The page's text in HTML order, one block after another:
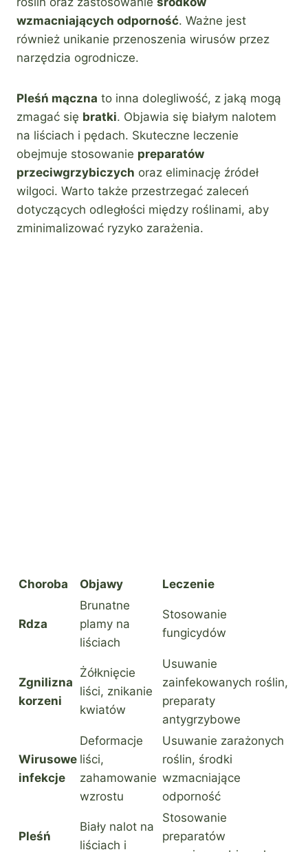
wzmacniających odporność. Ważne jest
również unikanie przenoszenia wirusów przez
narzędzia ogrodnicze.
Pleśń mączna to inna dolegliwość, z jaką mogą
zmagać się bratki. Objawia się białym nalotem
na liściach i pędach. Skuteczne leczenie
obejmuje stosowanie preparatów
przeciwgrzybiczych oraz eliminację źródeł
wilgoci. Warto także przestrzegać zaleceń
dotyczących odległości między roślinami, aby
zminimalizować ryzyko zarażenia.
Choroba Objawy Leczenie
Rdza
Brunatne
plamy na
liściach
Stosowanie
fungicydów
Zgnilizna
korzeni
Żółknięcie
liści, znikanie
kwiatów
Usuwanie
zainfekowanych roślin,
preparaty
antygrzybowe
Wirusowe
infekcje
Deformacje
liści,
zahamowanie
wzrostu
Usuwanie zarażonych
roślin, środki
wzmacniające
odporność
Pleśń
Biały nalot na
liściach i
Stosowanie
preparatów